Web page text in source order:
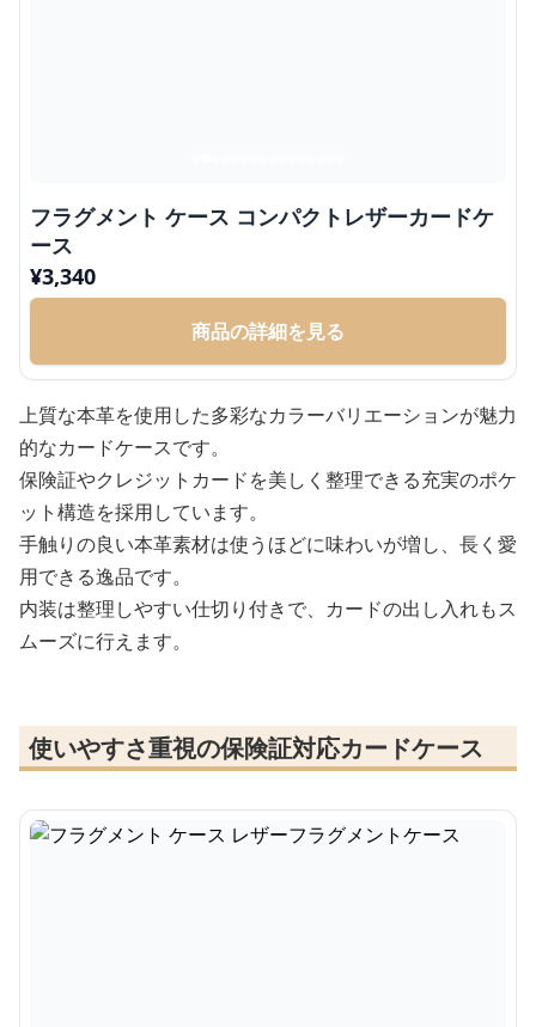
フラグメント ケース コンパクトレザーカードケ
ース
¥3,340
商品の詳細を見る
上質な本革を使用した多彩なカラーバリエーションが魅力
的なカードケースです。
保険証やクレジットカードを美しく整理できる充実のポケ
ット構造を採用しています。
手触りの良い本革素材は使うほどに味わいが増し、長く愛
用できる逸品です。
内装は整理しやすい仕切り付きで、カードの出し入れもス
ムーズに行えます。
使いやすさ重視の保険証対応カードケース